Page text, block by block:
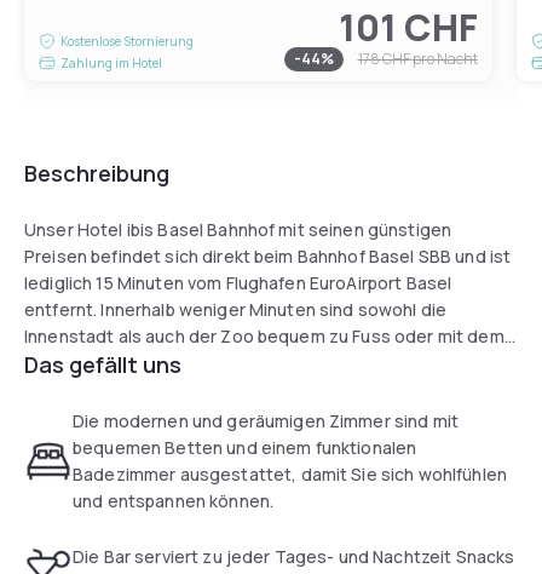
Kostenlose Stornierung
Zahlung im Hotel
101 CHF
-44% 178 CHFpro Nacht
Beschreibung
Unser Hotel ibis Basel Bahnhof mit seinen günstigen
Preisen befindet sich direkt beim Bahnhof Basel SBB und ist
lediglich 15 Minuten vom Flughafen EuroAirport Basel
entfernt. Innerhalb weniger Minuten sind sowohl die
Innenstadt als auch der Zoo bequem zu Fuss oder mit dem
Tram zu erreichen. Reservieren Sie noch heute eines der 112
Empfang, eine moderne Infrastruktur, 24-h-Bar-Service,
Parkplätze sowie gratis WLAN runden das Angebot ab.
Das gefällt uns
Die modernen und geräumigen Zimmer sind mit
bequemen Betten und einem funktionalen
Badezimmer ausgestattet, damit Sie sich wohlfühlen
und entspannen können.
Die Bar serviert zu jeder Tages- und Nachtzeit Snacks